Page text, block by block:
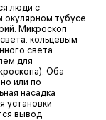
люди с
окулярном тубусе
Микроскоп
кольцевым
света
для
Оба
или по
насадка
установки
вывод